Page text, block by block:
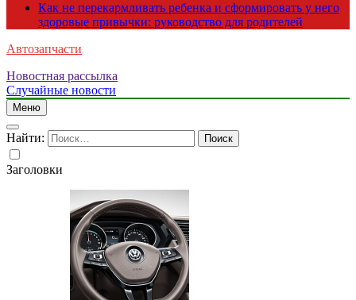
Как не перекармливать ребенка и сформировать у него
здоровые привычки: руководство для родителей
Автозапчасти
Новостная рассылка
Случайные новости
Меню
Найти:
Заголовки